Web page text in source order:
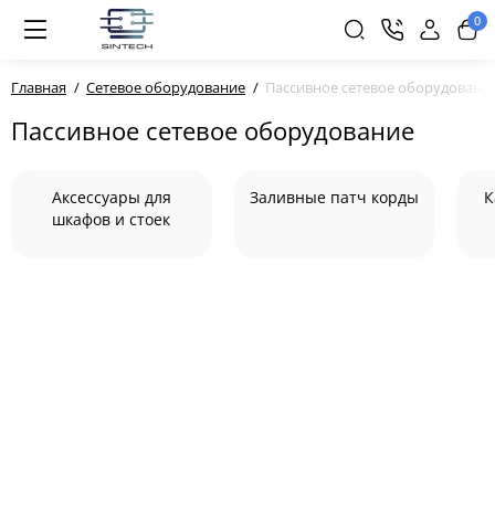
0
Главная Сетевое оборудование Пассивное сетевое
Пассивное сетевое оборудование
Аксессуары для
шкафов и стоек
Заливные патч корды